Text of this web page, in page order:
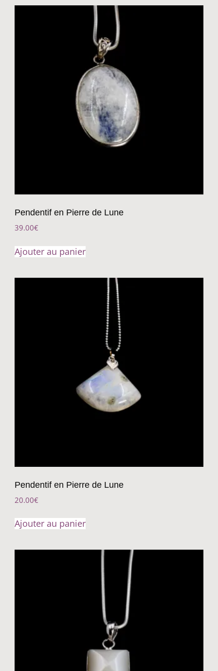
Pendentif en Pierre de Lune
39.00€
Ajouter au panier
Pendentif en Pierre de Lune
20.00€
Ajouter au panier